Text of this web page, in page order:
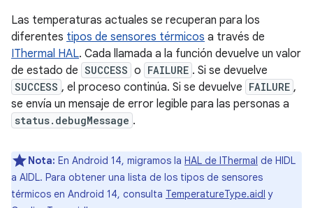
Las temperaturas actuales se recuperan para los
diferentes tipos de sensores térmicos a través de
IThermal HAL. Cada llamada a la función devuelve un valor
de estado de SUCCESS o FAILURE . Si se devuelve
SUCCESS , el proceso continúa. Si se devuelve FAILURE ,
se envía un mensaje de error legible para las personas a
status.debugMessage .
Nota: En Android 14, migramos la HAL de IThermal de HIDL
a AIDL. Para obtener una lista de los tipos de sensores
térmicos en Android 14, consulta TemperatureType.aidl y